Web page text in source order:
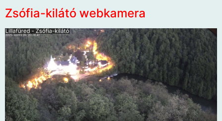
Zsófia-kilátó webkamera